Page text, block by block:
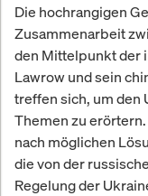
Die hochrangigen
Zusammenarbeit
den Mittelpunkt der
Lawrow und sein
treffen sich, um den
Themen zu
nach möglichen
die von der
Regelung der